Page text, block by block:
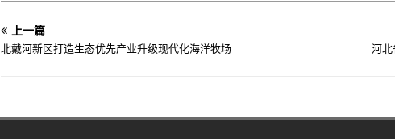
上一篇
北戴河新区打造生态优先产业升级现代化海洋牧场 河